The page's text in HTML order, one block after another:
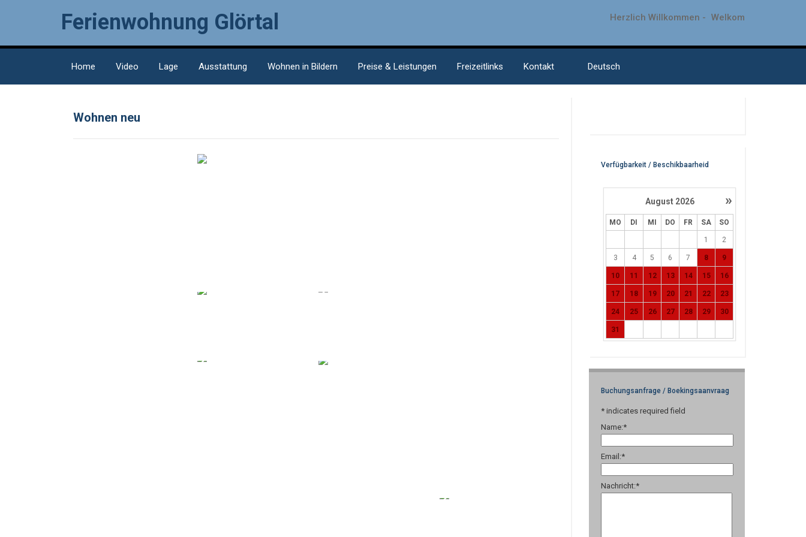
Ferienwohnung Glörtal Herzlich Willkommen - Welkom
Home Video Lage Ausstattung Wohnen in Bildern Preise & Leistungen Freizeitlinks Kontakt Deutsch
Wohnen neu
Verfügbarkeit / Beschikbaarheid
»
August 2026
MO DI MI DO FR SA SO
1 2
3 4 5 6 7 8 9
10 11 12 13 14 15 16
17 18 19 20 21 22 23
24 25 26 27 28 29 30
31
Buchungsanfrage / Boekingsaanvraag
* indicates required field
Name:*
Email:*
Nachricht:*